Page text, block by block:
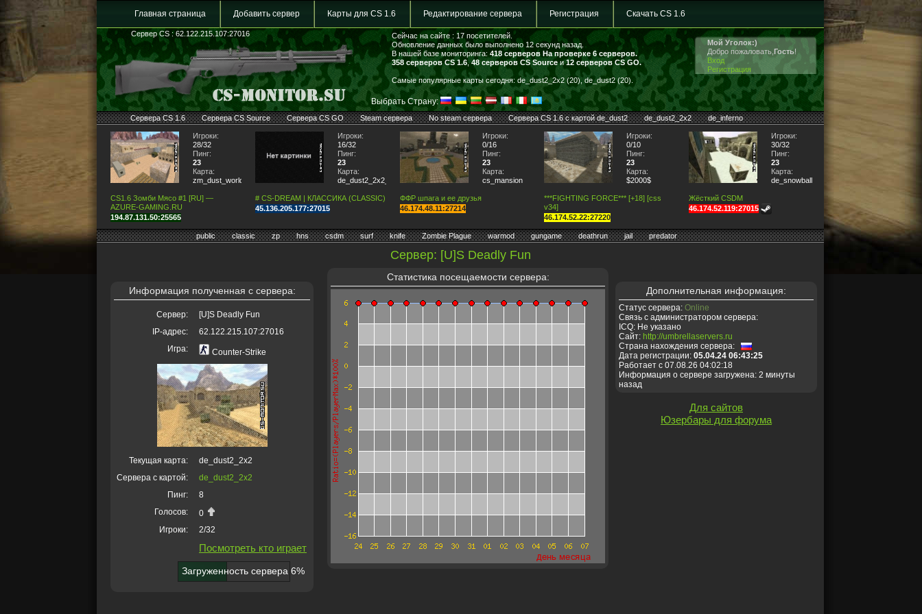
Главная страница Добавить сервер Карты для CS 1.6 Редактирование сервера Регистрация Скачать CS 1.6
Сервер CS : 62.122.215.107:27016
Выбрать Страну:
Сейчас на сайте : 17 посетителей.
Обновление данных было выполнено 12 секунд назад.
В нашей базе мониторинга: 418 серверов На проверке 6 серверов.
358 серверов CS 1.6,48 серверов CS Sourceи12 серверов CS GO.
Самые популярные карты сегодня: de_dust2_2x2 (20), de_dust2 (20).
Мой Уголок:)
Добро пожаловать, Гость!
Вход
Регистрация
Сервера CS 1.6 Сервера CS Source Сервера CS GO Steam сервера No steam сервера Сервера CS 1.6 с картой de_dust2 de_dust2_2x2 de_inferno
Игроки:
28/32
Пинг:
23
Карта:
zm_dust_world
CS1.6 Зомби Мясо #1 [RU] —
AZURE-GAMING.RU
194.87.131.50:25565
Игроки:
16/32
Пинг:
23
Карта:
de_dust2_2x2_lite
# CS-DREAM | КЛАССИКА (CLASSIC)
45.136.205.177:27015
Игроки:
0/16
Пинг:
23
Карта:
cs_mansion
ФФР шпага и ее друзья
46.174.48.11:27214
Игроки:
0/10
Пинг:
23
Карта:
$2000$
***FIGHTING FORCE*** [+18] [css
v34]
46.174.52.22:27220
Игроки:
30/32
Пинг:
23
Карта:
de_snowball
Жёсткий CSDM
46.174.52.119:27015
public classic zp hns csdm surf knife Zombie Plague warmod gungame deathrun jail predator
Сервер: [U]S Deadly Fun
Информация полученная с сервера:
Сервер:
[U]S Deadly Fun
IP-адрес:
62.122.215.107:27016
Игра:
Counter-Strike
Текущая карта:
de_dust2_2x2
Сервера с картой:
de_dust2_2x2
Пинг:
8
Голосов:
0
Игроки:
2/32
Посмотреть кто играет
Загруженность сервера 6%
Статистика посещаемости сервера:
Дополнительная информация:
Статус сервера: Online
Связь с администратором сервера:
ICQ: Не указано
Сайт: http://umbrellaservers.ru
Страна нахождения сервера:
Дата регистрации: 05.04.24 06:43:25
Работает с 07.08.26 04:02:18
Информация о сервере загружена: 2 минуты
назад
Для сайтов
Юзербары для форума